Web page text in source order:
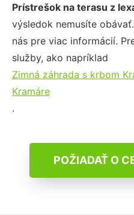
Prístrešok na terasu z
výsledok nemusíte
nás pre viac informácií.
služby, ako napríklad
Zimná záhrada s krbom
Kramáre
.
POŽIADAŤ O